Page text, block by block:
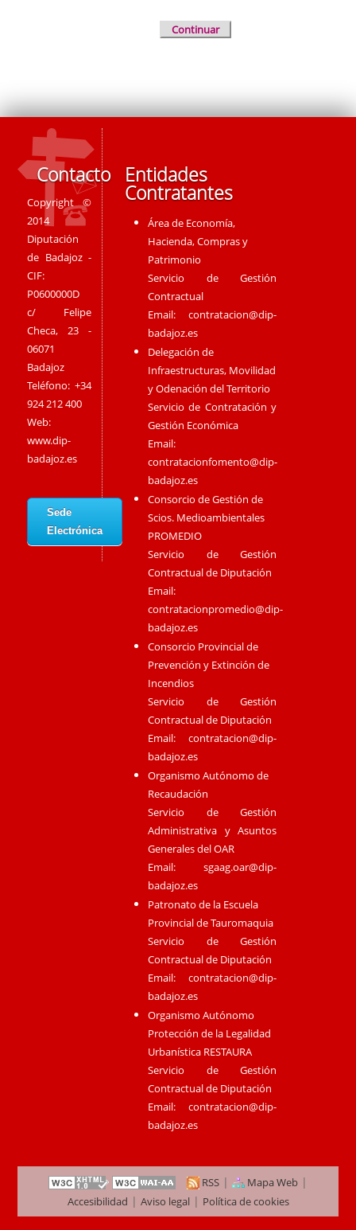
Continuar
Contacto
Copyright ©
2014
Diputación
de Badajoz -
CIF:
P0600000D
c/ Felipe
Checa, 23 -
06071
Badajoz
Teléfono: +34
924 212 400
Web:
www.dip-
badajoz.es
Sede
Electrónica
Entidades
Contratantes
Área de Economía,
Hacienda, Compras y
Patrimonio
Servicio de Gestión
Contractual
Email:contratacion@dip-
badajoz.es
Delegación de
Infraestructuras, Movilidad
y Odenación del Territorio
Servicio de Contratación y
Gestión Económica
Email:
contratacionfomento@dip-
badajoz.es
Consorcio de Gestión de
Scios. Medioambientales
PROMEDIO
Servicio de Gestión
Contractual de Diputación
Email:
contratacionpromedio@dip-
badajoz.es
Consorcio Provincial de
Prevención y Extinción de
Incendios
Servicio de Gestión
Contractual de Diputación
Email:contratacion@dip-
badajoz.es
Organismo Autónomo de
Recaudación
Servicio de Gestión
Administrativa y Asuntos
Generales del OAR
Email:sgaag.oar@dip-
badajoz.es
Patronato de la Escuela
Provincial de Tauromaquia
Servicio de Gestión
Contractual de Diputación
Email:contratacion@dip-
badajoz.es
Organismo Autónomo
Protección de la Legalidad
Urbanística RESTAURA
Servicio de Gestión
Contractual de Diputación
Email:contratacion@dip-
badajoz.es
RSS | Mapa Web |
Accesibilidad | Aviso legal| Política de cookies